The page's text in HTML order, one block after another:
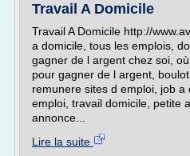
Travail A Domicile
Travail A Domicile http://
a domicile, tous les emplois,
gagner de l argent chez soi,
pour gagner de l argent,
remunere sites d emploi, job a
emploi, travail domicile, petite
annonce...
Lire la suite